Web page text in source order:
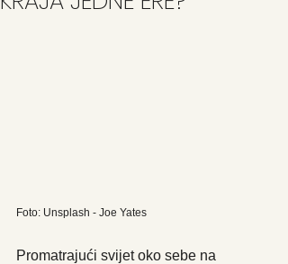
Foto: Unsplash - Joe Yates
Promatrajući svijet oko sebe na